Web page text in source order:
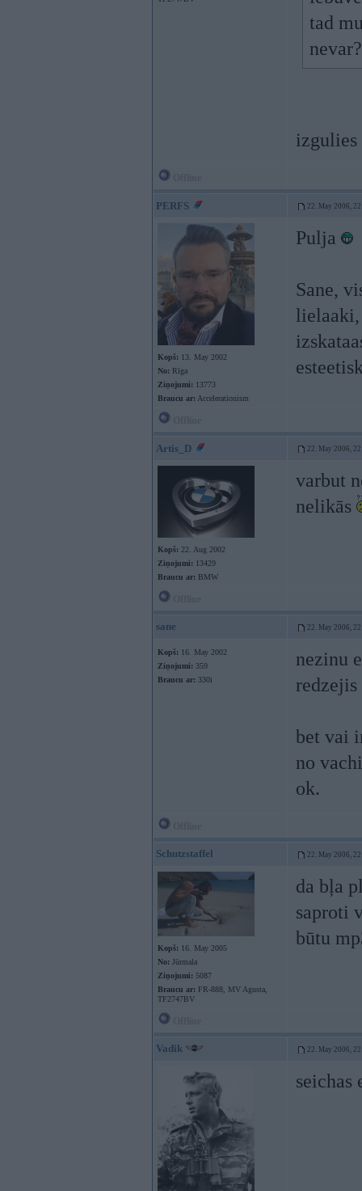
tad
izgulies
PERFS 22. May 2006,
Kopš: 13. May 2002
No: Rīga
Ziņojumi: 13773
Braucu ar: Accelerationism
Pulja
Sane,
lielaaki,
Artis_D 22. May 2006,
Kopš: 22. Aug 2002
Ziņojumi: 13429
Braucu ar: BMW
varbut
nelikās
sane 22. May 2006,
Kopš: 16. May 2002
Ziņojumi: 359
Braucu ar: 330i
nezinu
bet vai
no
ok.
Schutzstaffel 22. May 2006,
Kopš: 16. May 2005
No: Jūrmala
Ziņojumi: 5087
Braucu ar: FR-888, MV Agusta,
TF2747BV
da bļa
saproti
būtu
Vadik 22. May 2006,
seichas